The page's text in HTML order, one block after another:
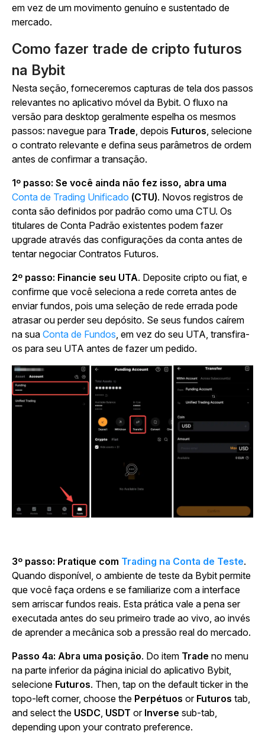
em vez de um movimento genuíno e sustentado de
mercado.
Como fazer trade de cripto futuros
na Bybit
Nesta seção, forneceremos capturas de tela dos passos
relevantes no aplicativo móvel da Bybit. O fluxo na
versão para desktop geralmente espelha os mesmos
passos: navegue para Trade, depois Futuros, selecione
o contrato relevante e defina seus parâmetros de ordem
antes de confirmar a transação.
1º passo: Se você ainda não fez isso, abra uma
Conta de Trading Unificado (CTU). Novos registros de
conta são definidos por padrão como uma CTU. Os
titulares de Conta Padrão existentes podem fazer
upgrade através das configurações da conta antes de
tentar negociar Contratos Futuros.
2º passo: Financie seu UTA. Deposite cripto ou fiat, e
confirme que você seleciona a rede correta antes de
enviar fundos, pois uma seleção de rede errada pode
atrasar ou perder seu depósito. Se seus fundos caírem
na sua Conta de Fundos, em vez do seu UTA, transfira-
os para seu UTA antes de fazer um pedido.
3º passo: Pratique com Trading na Conta de Teste.
Quando disponível, o ambiente de teste da Bybit permite
que você faça ordens e se familiarize com a interface
sem arriscar fundos reais. Esta prática vale a pena ser
executada antes do seu primeiro trade ao vivo, ao invés
de aprender a mecânica sob a pressão real do mercado.
Passo 4a: Abra uma posição. Do item Trade no menu
na parte inferior da página inicial do aplicativo Bybit,
selecione Futuros. Then, tap on the default ticker in the
topo-left corner, choose the Perpétuos or Futuros tab,
and select the USDC, USDT or Inverse sub-tab,
depending upon your contrato preference.